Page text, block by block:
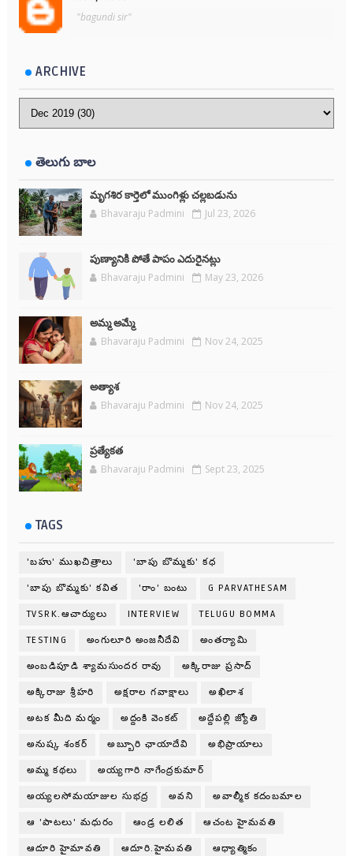
"bagundi sir"
ARCHIVE
తెలుగు బాల
మృగశిర కార్తెలో ముంగిళ్లు చల్లబడును
Bhavaraju Padmini Jul 23, 2026
పుణ్యానికి పోతే పాపం ఎదురైనట్లు
Bhavaraju Padmini May 23, 2026
అమ్మ అమ్మే
Bhavaraju Padmini Nov 24, 2025
అత్యాశ
Bhavaraju Padmini Nov 24, 2025
ప్రత్యేకత
Bhavaraju Padmini Sept 23, 2025
TAGS
'బహు' ముఖచిత్రాలు 'బాపు బొమ్మకు' కధ
'బాపు బొమ్మకు' కవిత 'రాం' బంటు G PARVATHESAM
TVSRK.ఆచార్యులు INTERVIEW TELUGU BOMMA
TESTING అంగులూరి అంజనీదేవి అంతర్యామి
అంబడిపూడి శ్యామసుందర రావు అక్కిరాజు ప్రసాద్
అక్కిరాజు శ్రీహరి అక్షరాల గవాక్షాలు అఖిలాశ
అటక మీది మర్మం అద్దంకి వెంకట్ అద్దేపల్లి జ్యోతి
అనుష్క శంకర్ అబ్బూరి ఛాయాదేవి అభిప్రాయాలు
అమ్మ కథలు అయ్యగారి నాగేంద్రకుమార్
అయ్యలసోమయాజుల సుభద్ర అవని అవాల్మీక కదంబమాల
ఆ 'పాటలు' మధురం ఆండ్ర లలిత ఆచంట హైమవతి
ఆదూరి హైమావతి ఆదూరి.హైమవతి ఆధ్యాత్మికం